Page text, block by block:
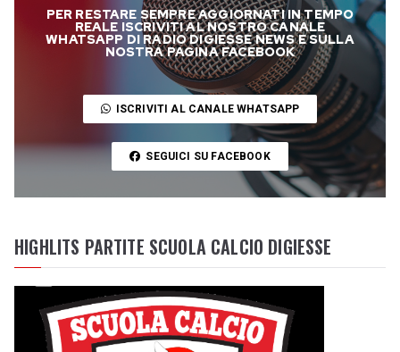
PER RESTARE SEMPRE AGGIORNATI IN TEMPO
REALE ISCRIVITI AL NOSTRO CANALE
WHATSAPP DI RADIO DIGIESSE NEWS E SULLA
NOSTRA PAGINA FACEBOOK
ISCRIVITI AL CANALE WHATSAPP
SEGUICI SU FACEBOOK
HIGHLITS PARTITE SCUOLA CALCIO DIGIESSE